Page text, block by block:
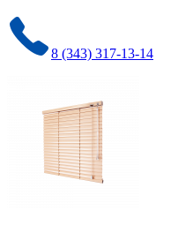
8 (343) 317-13-14